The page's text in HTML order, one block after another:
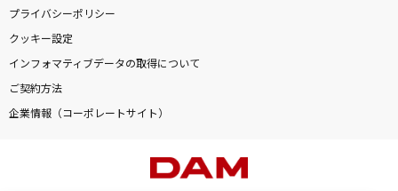
プライバシーポリシー
クッキー設定
インフォマティブデータの取得について
ご契約方法
企業情報（コーポレートサイト）